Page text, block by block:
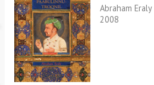
Abraham Eraly
2008